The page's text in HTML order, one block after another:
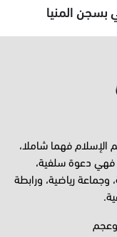
بسجن المنيا
الإسلام فهما شاملا،
فهي دعوة سلفية،
رياضية، ورابطة